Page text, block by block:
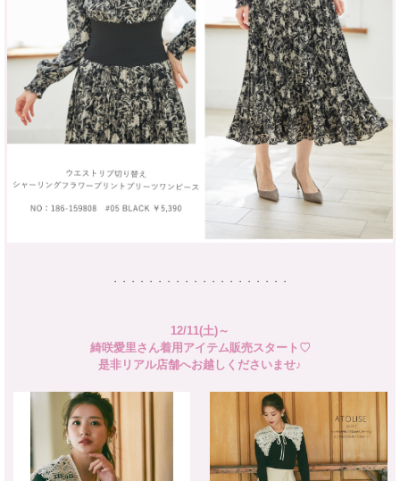
・・・・・・・・・・・・・・・・・・・・
12/11(土)～
綺咲愛里さん着用アイテム販売スタート♡
是非リアル店舗へお越しくださいませ♪